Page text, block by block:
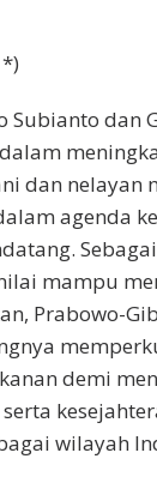
Subianto dan
dan nelayan
agenda
mampu
Prabowo-
demi
wilayah